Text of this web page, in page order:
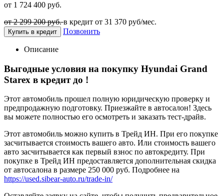
от 1 724 400 руб.
от 2 299 200 руб.в кредит от 31 370 руб/мес.
Купить в кредит Позвонить
Описание
Выгодные условия на покупку Hyundai Grand
Starex в кредит до !
Этот автомобиль прошел полную юридическую проверку и
предпродажную подготовку. Приезжайте в автосалон! Здесь
вы можете полностью его осмотреть и заказать тест-драйв.
Этот автомобиль можно купить в Трейд ИН. При его покупке
засчитывается стоимость вашего авто. Или стоимость вашего
авто засчитывается как первый взнос по автокредиту. При
покупке в Трейд ИН предоставляется дополнительная скидка
от автосалона в размере 250 000 руб. Подробнее на
https://used.sibear-auto.ru/trade-in/